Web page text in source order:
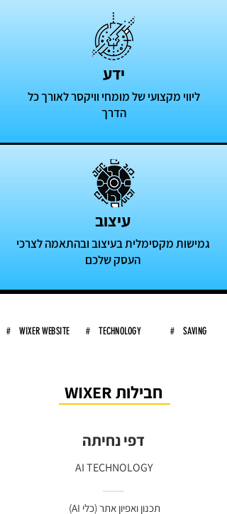
ידע
ליווי מקצועי של מומחי וויקסר לאורך כל
הדרך
עיצוב
גמישות מקסימלית בעיצוב ובהתאמה לצרכי
העסק שלכם
# WIXER WEBSITE # TECHNOLOGY # SAVING
חבילות WIXER
דפי נחיתה
AI TECHNOLOGY
תכנון ואפיון אתר (כלי AI)